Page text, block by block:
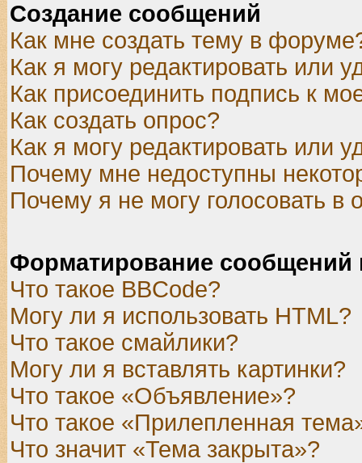
Создание сообщений
Как мне создать тему в
Как я могу редактировать или
Как присоединить подпись к
Как создать опрос?
Как я могу редактировать или
Почему мне недоступны
Почему я не могу голосовать в
Форматирование сообщений
Что такое BBCode?
Могу ли я использовать HTML?
Что такое смайлики?
Могу ли я вставлять картинки?
Что такое «Объявление»?
Что такое «Прилепленная
Что значит «Тема закрыта»?